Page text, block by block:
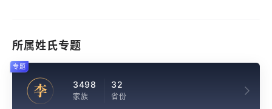
所属姓氏专题
李 3498
家族
32
省份
专题